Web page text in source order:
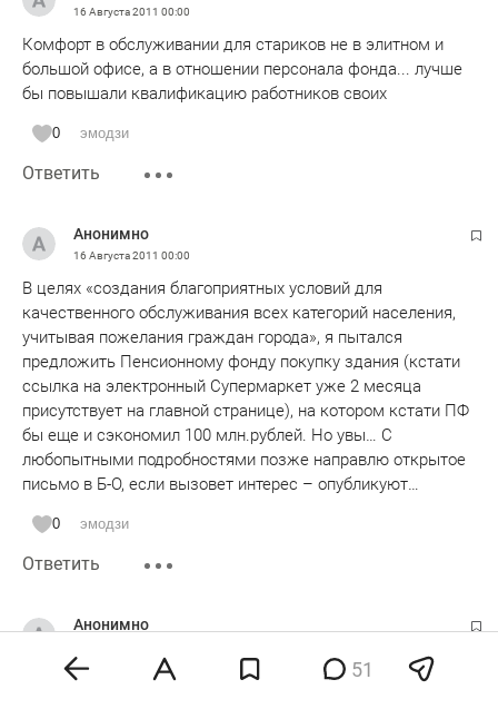
16 Августа 2011 00:00
Комфорт в обслуживании для стариков не в элитном и
большой офисе, а в отношении персонала фонда... лучше
бы повышали квалификацию работников своих
0 эмодзи
Ответить
Анонимно
16 Августа 2011 00:00
В целях «создания благоприятных условий для
качественного обслуживания всех категорий населения,
учитывая пожелания граждан города», я пытался
предложить Пенсионному фонду покупку здания (кстати
ссылка на электронный Супермаркет уже 2 месяца
присутствует на главной странице), на котором кстати ПФ
бы еще и сэкономил 100 млн.рублей. Но увы… С
любопытными подробностями позже направлю открытое
письмо в Б-О, если вызовет интерес – опубликуют…
0 эмодзи
Ответить
Анонимно
Фаттахов и Миронов - давние друзья. Миронов - владелец
51